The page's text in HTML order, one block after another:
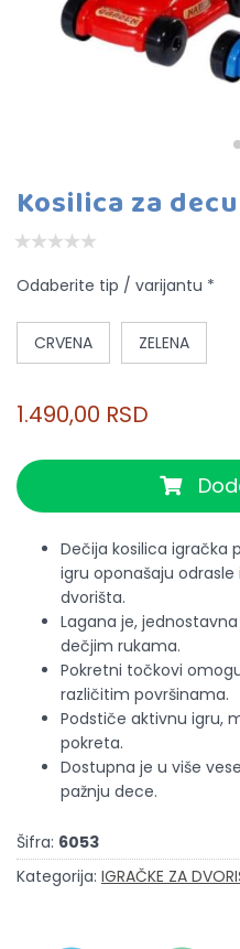
Kosilica za
Odaberite tip / varijantu *
CRVENA ZELENA
1.490,00 RSD
Dečija kosilica igračka
igru oponašaju odrasle
dvorišta.
Lagana je,
dečjim rukama.
Pokretni točkovi
različitim površinama.
Podstiče aktivnu igru,
pokreta.
Dostupna je u više
pažnju dece.
Šifra: 6053
Kategorija: IGRAČKE ZA